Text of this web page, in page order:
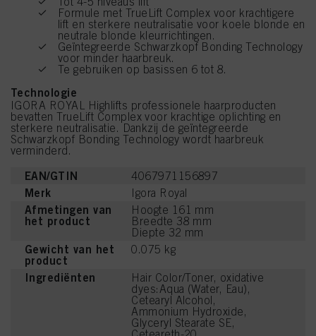
Formule met TrueLift Complex voor krachtigere
lift en sterkere neutralisatie voor koele blonde en
neutrale blonde kleurrichtingen.
Geïntegreerde Schwarzkopf Bonding Technology
voor minder haarbreuk.
Te gebruiken op basissen 6 tot 8.
Technologie
IGORA ROYAL Highlifts professionele haarproducten
bevatten TrueLift Complex voor krachtige oplichting en
sterkere neutralisatie. Dankzij de geïntegreerde
Schwarzkopf Bonding Technology wordt haarbreuk
verminderd.
EAN/GTIN 4067971156897
Merk Igora Royal
Afmetingen van
het product
Hoogte 161 mm
Breedte 38 mm
Diepte 32 mm
Gewicht van het
product
0.075 kg
Ingrediënten
Hair Color/Toner, oxidative
dyes:Aqua (Water, Eau),
Cetearyl Alcohol,
Ammonium Hydroxide,
Glyceryl Stearate SE,